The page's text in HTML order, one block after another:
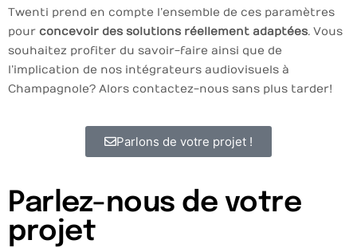
Twenti prend en compte l’ensemble de ces paramètres
pour concevoir des solutions réellement adaptées. Vous
souhaitez profiter du savoir-faire ainsi que de
l’implication de nos intégrateurs audiovisuels à
Champagnole ? Alors contactez-nous sans plus tarder !
Parlons de votre projet !
Parlez-nous de votre
projet